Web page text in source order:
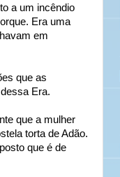
a um incêndio
Era uma
em
que as
Era.
que a mulher
torta de Adão.
que é de